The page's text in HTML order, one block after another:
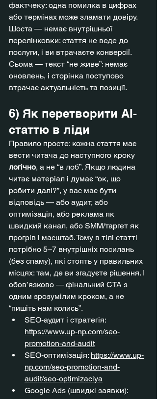
фактчеку: одна помилка в цифрах
або термінах може зламати довіру.
Шоста — немає внутрішньої
перелінковки: стаття не веде до
послуги, і ви втрачаєте конверсії.
Сьома — текст “не живе”: немає
оновлень, і сторінка поступово
втрачає актуальність та позиції.
6) Як перетворити AI-
статтю в ліди
Правило просте: кожна стаття має
вести читача до наступного кроку
логічно, а не “в лоб”. Якщо людина
читає матеріал і думає “ок, що
робити далі?”, у вас має бути
відповідь — або аудит, або
оптимізація, або реклама як
швидкий канал, або SMM/таргет як
прогрів і масштаб. Тому в тілі статті
потрібно 5–7 внутрішніх посилань
(без спаму), які стоять у правильних
місцях: там, де ви згадуєте рішення. І
обов’язково — фінальний CTA з
одним зрозумілим кроком, а не
“пишіть нам колись”.
SEO-аудит і стратегія:
https://www.up-np.com/seo-
promotion-and-audit
SEO-оптимізація: https://www.up-
np.com/seo-promotion-and-
audit/seo-optimizaciya
Google Ads (швидкі заявки):